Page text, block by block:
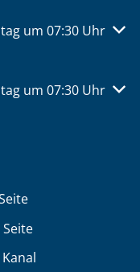
Schließzeiten
um 07:30 Uhr
Schließzeiten
um 07:30 Uhr